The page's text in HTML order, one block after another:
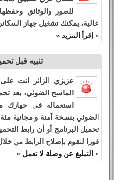
للصور والوثائق
عالية، يمكنك تشغيل جهاز
» إقرأ المزيد »
تنبيه قبل
عزيزي الزائر انت
الماسح الضوئي، بعد
استعماله في جهازك
الضوئي بنسخة آمنة و مجانية
تحميل البرنامج أو أن رابط
فورا لنقوم بإصلاح الرابط من
» التبليغ عن وصلة لا تعمل »